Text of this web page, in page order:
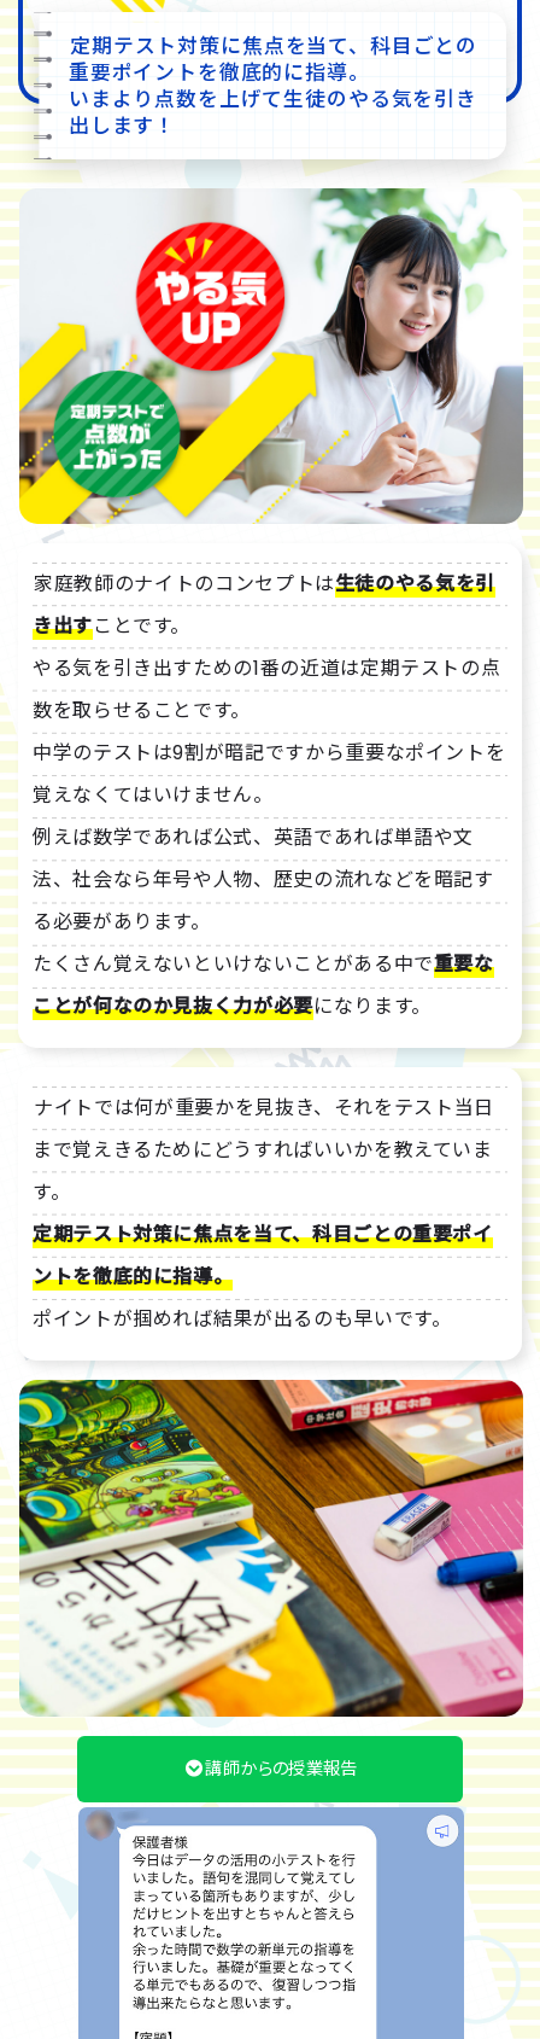
定期テスト対策に焦点を当て、科目ごとの
重要ポイントを徹底的に指導。
いまより点数を上げて生徒のやる気を引き
出します！
家庭教師のナイトのコンセプトは生徒のやる気を引
き出すことです。
やる気を引き出すための1番の近道は定期テストの点
数を取らせることです。
中学のテストは9割が暗記ですから重要なポイントを
覚えなくてはいけません。
例えば数学であれば公式、英語であれば単語や文
法、社会なら年号や人物、歴史の流れなどを暗記す
る必要があります。
たくさん覚えないといけないことがある中で重要な
ことが何なのか見抜く力が必要になります。
ナイトでは何が重要かを見抜き、それをテスト当日
まで覚えきるためにどうすればいいかを教えていま
す。
定期テスト対策に焦点を当て、科目ごとの重要ポイ
ントを徹底的に指導。
ポイントが掴めれば結果が出るのも早いです。
講師からの授業報告